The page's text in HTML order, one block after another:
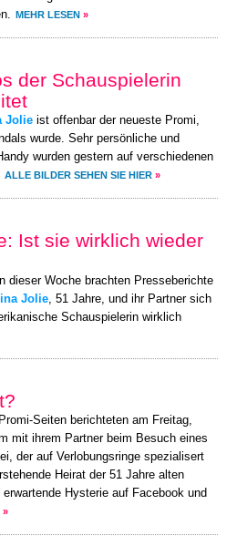
MEHR LESEN »
der Schauspielerin
Jolie ist offenbar der neueste Promi,
wurde. Sehr persönliche und
wurden gestern auf verschiedenen
ALLE BILDER SEHEN SIE HIER »
Ist sie wirklich wieder
dieser Woche brachten Presseberichte
Jolie, 51 Jahre, und ihr Partner sich
Schauspielerin wirklich
Seiten berichteten am Freitag,
mit ihrem Partner beim Besuch eines
der auf Verlobungsringe spezialisert
Heirat der 51 Jahre alten
Hysterie auf Facebook und
»